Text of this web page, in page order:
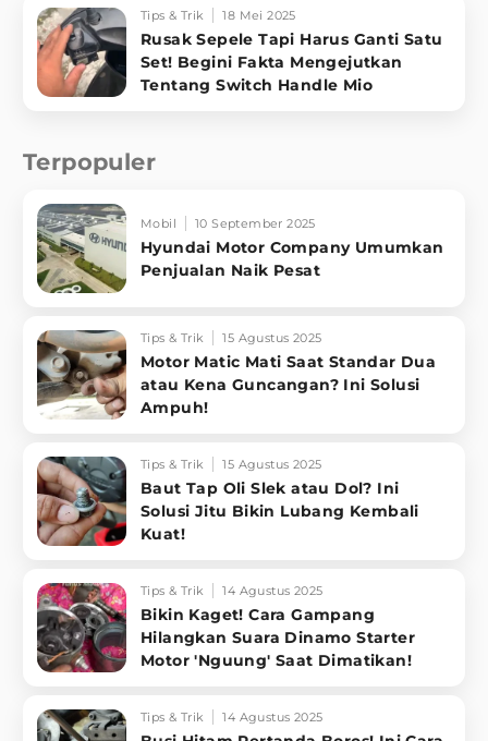
Tips & Trik 18 Mei 2025
Rusak Sepele Tapi Harus Ganti Satu
Set! Begini Fakta Mengejutkan
Tentang Switch Handle Mio
Terpopuler
Mobil 10 September 2025
Hyundai Motor Company Umumkan
Penjualan Naik Pesat
Tips & Trik 15 Agustus 2025
Motor Matic Mati Saat Standar Dua
atau Kena Guncangan? Ini Solusi
Ampuh!
Tips & Trik 15 Agustus 2025
Baut Tap Oli Slek atau Dol? Ini
Solusi Jitu Bikin Lubang Kembali
Kuat!
Tips & Trik 14 Agustus 2025
Bikin Kaget! Cara Gampang
Hilangkan Suara Dinamo Starter
Motor 'Nguung' Saat Dimatikan!
Tips & Trik 14 Agustus 2025